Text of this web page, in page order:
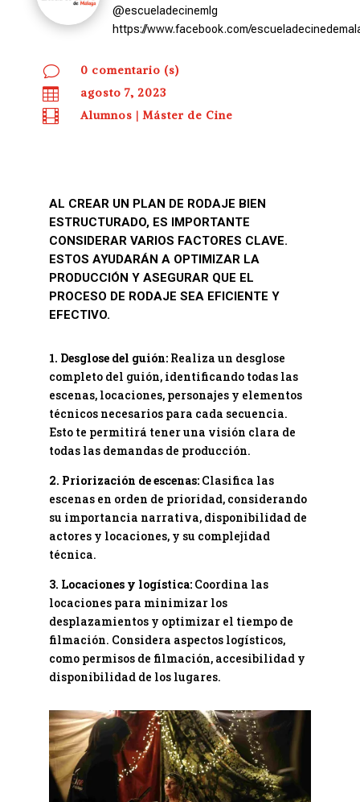
@escueladecinemlg
https://www.facebook.com/
v 0 comentario (s)
 agosto 7, 2023
 Alumnos | Máster de Cine
AL CREAR UN PLAN DE RODAJE BIEN
ESTRUCTURADO, ES IMPORTANTE
CONSIDERAR VARIOS FACTORES CLAVE.
ESTOS AYUDARÁN A OPTIMIZAR LA
PRODUCCIÓN Y ASEGURAR QUE EL
PROCESO DE RODAJE SEA EFICIENTE Y
EFECTIVO.
1. Desglose del guión:Realiza un desglose
completo del guión, identificando todas las
escenas, locaciones, personajes y elementos
técnicos necesarios para cada secuencia.
Esto te permitirá tener una visión clara de
todas las demandas de producción.
2. Priorización de escenas:Clasifica las
escenas en orden de prioridad, considerando
su importancia narrativa, disponibilidad de
actores y locaciones, y su complejidad
técnica.
3. Locaciones y logística:Coordina las
locaciones para minimizar los
desplazamientos y optimizar el tiempo de
filmación. Considera aspectos logísticos,
como permisos de filmación, accesibilidad y
disponibilidad de los lugares.